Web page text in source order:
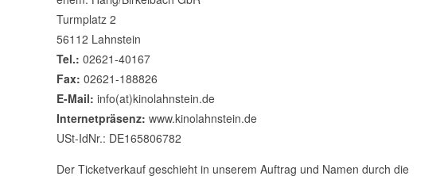
Turmplatz 2
56112 Lahnstein
Tel.: 02621-40167
Fax: 02621-188826
E-Mail: info(at)kinolahnstein.de
Internetpräsenz: www.kinolahnstein.de
USt-IdNr.: DE165806782
Der Ticketverkauf geschieht in unserem Auftrag und Namen durch die